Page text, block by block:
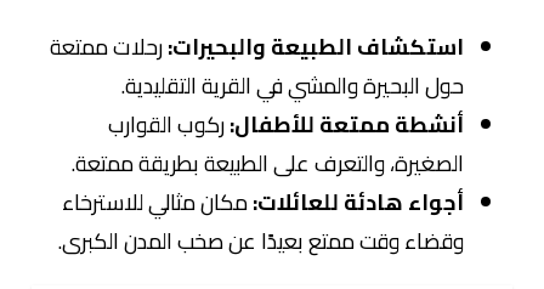
استكشاف الطبيعة والبحيرات:رحلات ممتعة
حول البحيرة والمشي في القرية التقليدية.
أنشطة ممتعة للأطفال:ركوب القوارب
الصغيرة، والتعرف على الطبيعة بطريقة ممتعة.
أجواء هادئة للعائلات:مكان مثالي للاسترخاء
وقضاء وقت ممتع بعيدًا عن صخب المدن الكبرى.